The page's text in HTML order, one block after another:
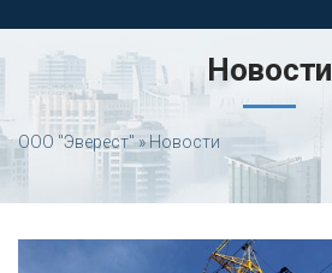
Новости
ООО "Эверест"» Новости